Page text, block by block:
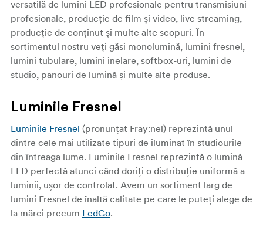
versatilă de lumini LED profesionale pentru transmisiuni
profesionale, producție de film și video, live streaming,
producție de conținut și multe alte scopuri. În
sortimentul nostru veți găsi monolumină, lumini fresnel,
lumini tubulare, lumini inelare, softbox-uri, lumini de
studio, panouri de lumină și multe alte produse.
Luminile Fresnel
Luminile Fresnel (pronunțat Fray:nel) reprezintă unul
dintre cele mai utilizate tipuri de iluminat în studiourile
din întreaga lume. Luminile Fresnel reprezintă o lumină
LED perfectă atunci când doriți o distribuție uniformă a
luminii, ușor de controlat. Avem un sortiment larg de
lumini Fresnel de înaltă calitate pe care le puteți alege de
la mărci precum LedGo.